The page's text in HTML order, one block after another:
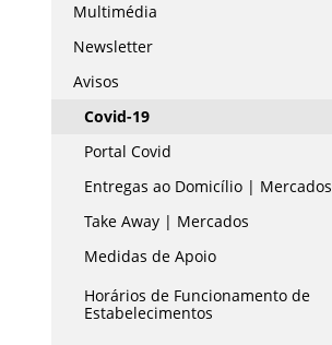
Multimédia
Newsletter
Avisos
Covid-19
Portal Covid
Entregas ao Domicílio | Mercados
Take Away | Mercados
Medidas de Apoio
Horários de Funcionamento de
Estabelecimentos